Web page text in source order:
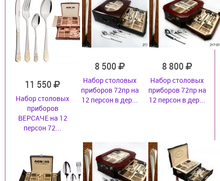
11 550
Набор столовых
приборов
ВЕРСАЧЕ на 12
персон 72...
8 500
Набор столовых
приборов 72пр на
12 персон в дер...
8 800
Набор столовых
приборов 72пр на
12 персон в дер...